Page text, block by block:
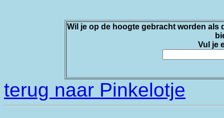
Wil je op de hoogte gebracht worden als
Vul je
terug naar Pinkelotje